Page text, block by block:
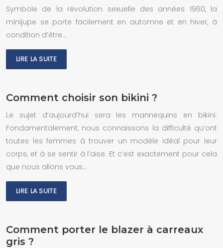
Symbole de la révolution sexuelle des années 1960, la
minijupe se porte facilement en automne et en hiver, à
condition d’être…
LIRE LA SUITE
Comment choisir son bikini ?
Le sujet d’aujourd’hui sera les mannequins en bikini.
Fondamentalement, nous connaissons la difficulté qu’ont
toutes les femmes à trouver un modèle idéal pour leur
corps, et à se sentir à l’aise. Et c’est exactement pour cela
que nous allons vous…
LIRE LA SUITE
Comment porter le blazer à carreaux
gris ?